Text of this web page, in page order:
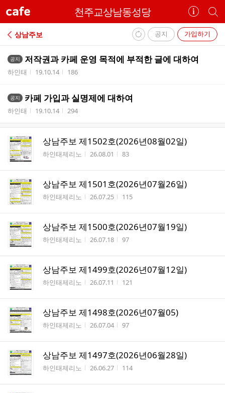
cafe 천주교상남동성당
카
페
정
보
보
기
개
별
카
페
공지 가입하기
상남주보
공지 저작권과 카페 운영 목적에 부적한 글에 대하여
작성자
하인태 작성시간
19.10.14 조회수
186
공지 카페 가입과 실명제에 대하여
작성자
하인태 작성시간
19.10.14 조회수
294
상남주보 제1502호(2026년08월02일)
작성자
하인태제리노 작성시간
26.08.01 조회수
83
상남주보 제1501호(2026년07월26일)
작성자
하인태제리노 작성시간
26.07.25 조회수
115
상남주보 제1500호(2026년07월19일)
작성자
하인태제리노 작성시간
26.07.18 조회수
97
상남주보 제1499호(2026년07월12일)
작성자
하인태제리노 작성시간
26.07.11 조회수
121
상남주보 제1498호(2026년07월05)
작성자
하인태제리노 작성시간
26.07.04 조회수
97
상남주보 제1497호(2026년06월28일)
작성자
하인태제리노 작성시간
26.06.27 조회수
114